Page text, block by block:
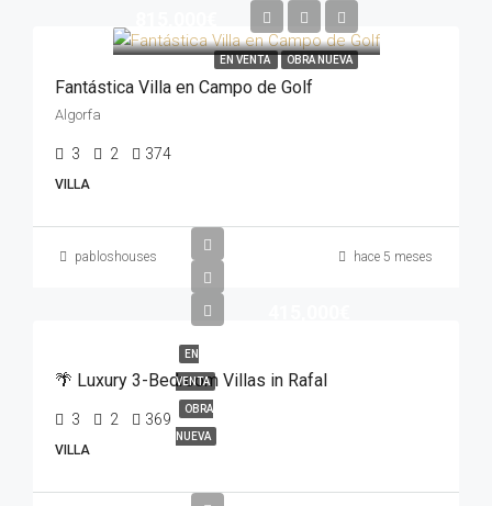
EN VENTA OBRA NUEVA
Fantástica Villa en Campo de Golf
Algorfa
3 2 374
VILLA
pabloshouses hace 5 meses
EN
VENTA
OBRA
NUEVA
🌴 Luxury 3-Bedroom Villas in Rafal
3 2 369
VILLA